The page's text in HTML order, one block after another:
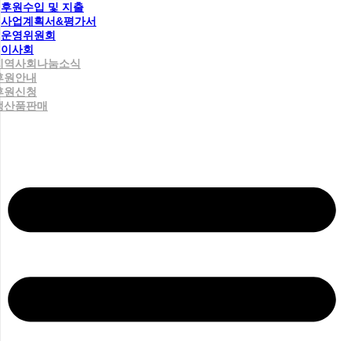
후원수입 및 지출
사업계획서&평가서
운영위원회
이사회
역사회나눔소식
원안내
원신청
산품판매